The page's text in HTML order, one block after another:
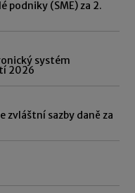
podniky (SME) za 2.
systém
2026
zvláštní sazby daně za